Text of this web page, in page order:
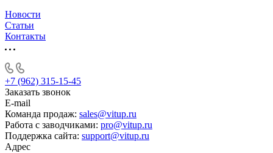
Новости
Статьи
Контакты
+7 (962) 315-15-45
Заказать звонок
E-mail
Команда продаж: sales@vitup.ru
Работа с заводчиками: pro@vitup.ru
Поддержка сайта: support@vitup.ru
Адрес